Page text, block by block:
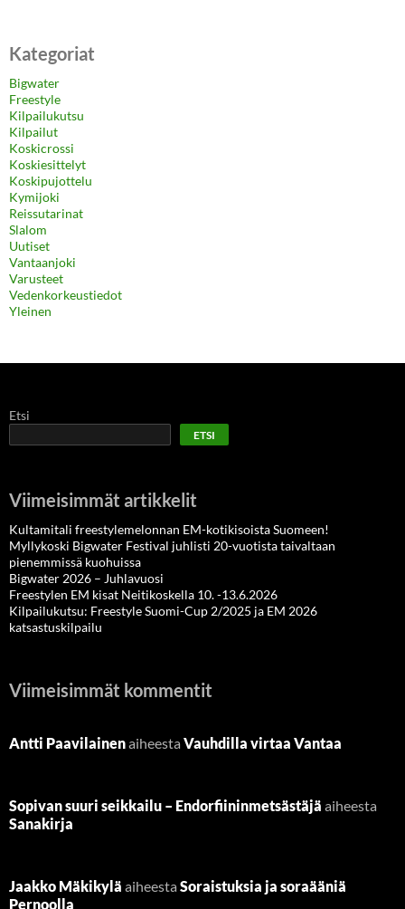
Kategoriat
Bigwater
Freestyle
Kilpailukutsu
Kilpailut
Koskicrossi
Koskiesittelyt
Koskipujottelu
Kymijoki
Reissutarinat
Slalom
Uutiset
Vantaanjoki
Varusteet
Vedenkorkeustiedot
Yleinen
Etsi
ETSI
Viimeisimmät artikkelit
Kultamitali freestylemelonnan EM-kotikisoista Suomeen!
Myllykoski Bigwater Festival juhlisti 20-vuotista taivaltaan
pienemmissä kuohuissa
Bigwater 2026 – Juhlavuosi
Freestylen EM kisat Neitikoskella 10. -13.6.2026
Kilpailukutsu: Freestyle Suomi-Cup 2/2025 ja EM 2026
katsastuskilpailu
Viimeisimmät kommentit
Antti Paavilainenaiheesta Vauhdilla virtaa Vantaa
Sopivan suuri seikkailu – Endorfiininmetsästäjä aiheesta
Sanakirja
Jaakko Mäkikylä aiheesta Soraistuksia ja soraääniä
Pernoolla